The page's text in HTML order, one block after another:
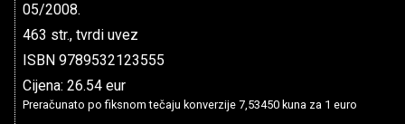
05/2008.
463 str., tvrdi uvez
ISBN 9789532123555
Cijena: 26.54 eur
Preračunato po fiksnom tečaju konverzije 7,53450 kuna za 1 euro